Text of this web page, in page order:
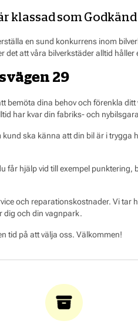
klassad som
en sund konkurrens inom
det att våra bilverkstäder alltid
29
bemöta dina behov och förenkla
har kvar din fabriks- och
ska känna att din bil är i
får hjälp vid till exempel
och reparationskostnader. Vi
dig och din vagnpark.
tid på att välja oss. Välkommen!